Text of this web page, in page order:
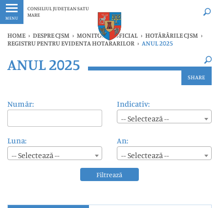
MENU
CONSILIUL JUDEȚEAN SATU
MARE
Ultimele
HOME › DESPRE CJSM › MONITORUL OFICIAL › HOTĂRÂRILE CJSM ›
REGISTRU PENTRU EVIDENTA HOTARARILOR › ANUL 2025
Ultimele ×
ANUL 2025
SHARE
Număr:
Indicativ:
-- Selectează --
Luna:
-- Selectează --
An:
-- Selectează --
Filtrează